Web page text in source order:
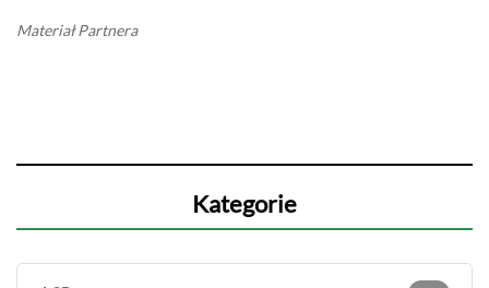
Materiał Partnera
Kategorie